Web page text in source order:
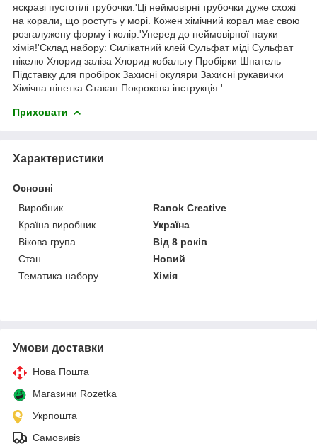
яскраві пустотілі трубочки.'Ці неймовірні трубочки дуже схожі
на корали, що ростуть у морі. Кожен хімічний корал має свою
розгалужену форму і колір.'Уперед до неймовірної науки
хімія!'Склад набору: Силікатний клей Сульфат міді Сульфат
нікелю Хлорид заліза Хлорид кобальту Пробірки Шпатель
Підставку для пробірок Захисні окуляри Захисні рукавички
Хімічна піпетка Стакан Покрокова інструкція.'
Приховати
Характеристики
Основні
Виробник
Ranok Creative
Країна виробник
Україна
Вікова група
Від 8 років
Стан
Новий
Тематика набору
Хімія
Умови доставки
Нова Пошта
Магазини Rozetka
Укрпошта
Самовивіз